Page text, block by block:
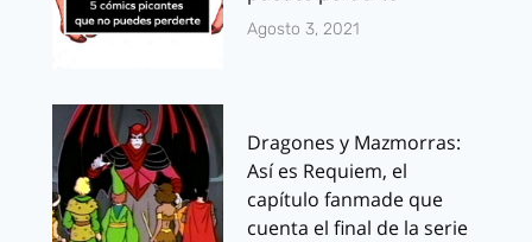
Agosto 3, 2021
Dragones y Mazmorras:
Así es Requiem, el
capítulo fanmade que
cuenta el final de la serie